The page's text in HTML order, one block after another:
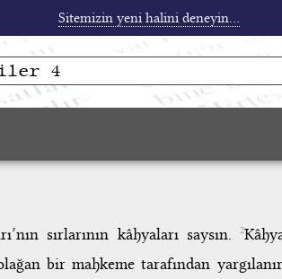
Sitemizin yeni halini deneyin...
sırlarının kâhyaları saysın.2
bir mahkeme tarafından